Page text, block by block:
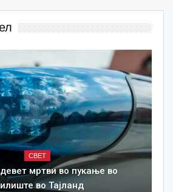
СВЕТ
мртви во пукање во
во Тајланд